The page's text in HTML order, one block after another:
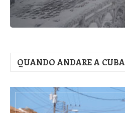
QUANDO ANDARE A CUBA